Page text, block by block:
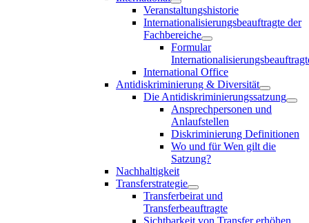
Veranstaltungshistorie
Internationalisierungsbeauftragte der
Fachbereiche
Formular
International Office
Antidiskriminierung & Diversität
Die Antidiskriminierungssatzung
Ansprechpersonen und
Anlaufstellen
Diskriminierung Definitionen
Wo und für Wen gilt die
Satzung?
Nachhaltigkeit
Transferstrategie
Transferbeirat und
Transferbeauftragte
Sichtbarkeit von Transfer erhöhen